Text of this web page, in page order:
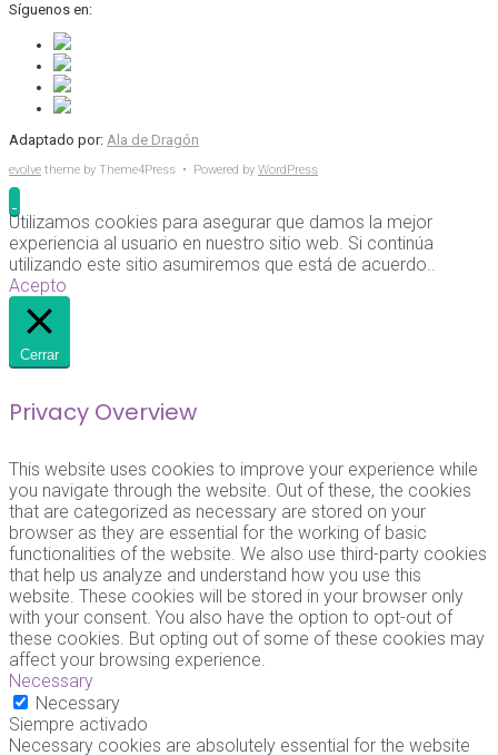
Síguenos en:
Adaptado por: Ala de Dragón
evolve theme by Theme4Press • Powered by WordPress
Utilizamos cookies para asegurar que damos la mejor
experiencia al usuario en nuestro sitio web. Si continúa
utilizando este sitio asumiremos que está de acuerdo..
Acepto
Cerrar
Privacy Overview
This website uses cookies to improve your experience while
you navigate through the website. Out of these, the cookies
that are categorized as necessary are stored on your
browser as they are essential for the working of basic
functionalities of the website. We also use third-party cookies
that help us analyze and understand how you use this
website. These cookies will be stored in your browser only
with your consent. You also have the option to opt-out of
these cookies. But opting out of some of these cookies may
affect your browsing experience.
Necessary
Necessary
Siempre activado
Necessary cookies are absolutely essential for the website